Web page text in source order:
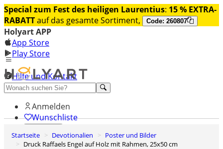
Special zum Fest des heiligen Laurentius: 15 % EXTRA-
RABATTauf das gesamte Sortiment, Code: 260807
Holyart APP
App Store
Play Store
Hilfe und Kontakt
Entdecken Sie Premium
Anmelden
Wunschliste
0
Warenkorb
Startseite Devotionalien
Poster und Bilder
Druck Raffaels Engel auf Holz mit Rahmen, 25x50 cm